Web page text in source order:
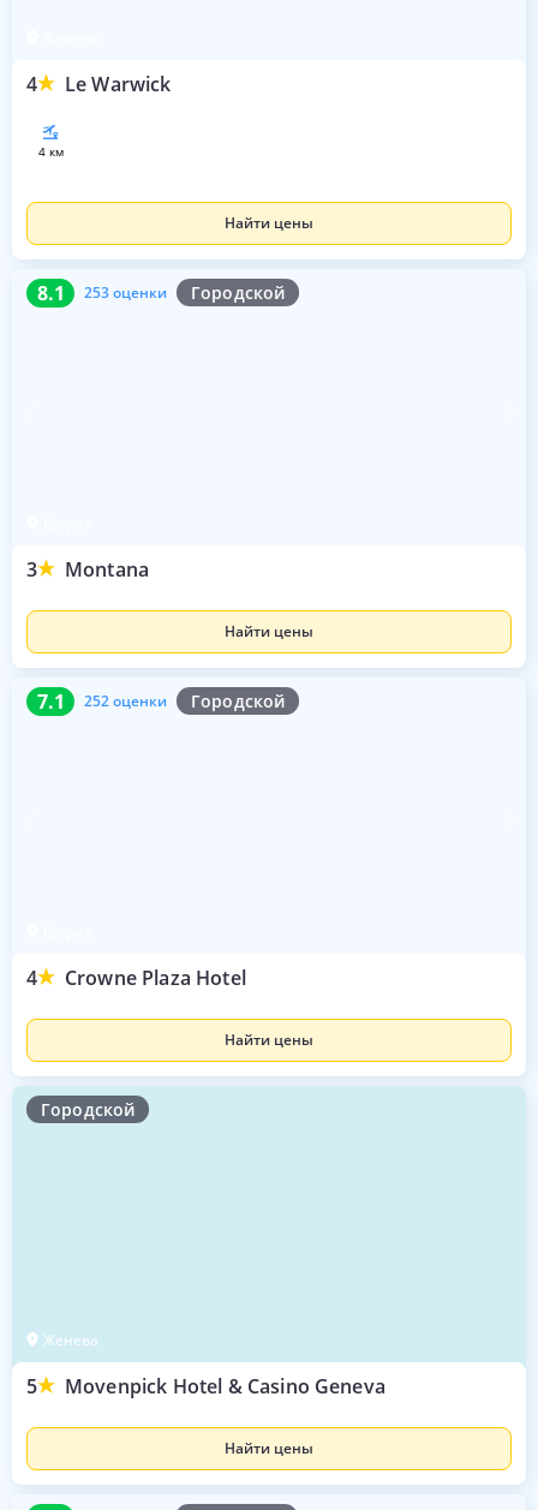
4 Le Warwick
4 км
Найти цены
8.1 253 оценки Городской
3 Montana
8.1 253 оценки
Найти цены
7.1 252 оценки Городской
4 Crowne Plaza Hotel
7.1 252 оценки
Найти цены
Городской
Женева
5 Movenpick Hotel & Casino Geneva
Найти цены
8.1 251 оценка